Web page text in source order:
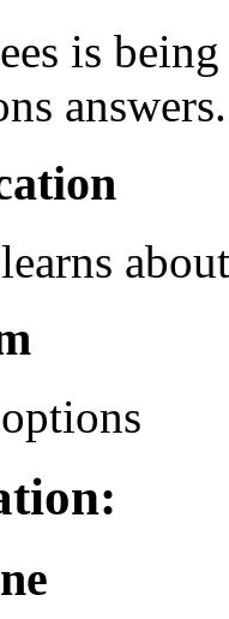
is
answers.